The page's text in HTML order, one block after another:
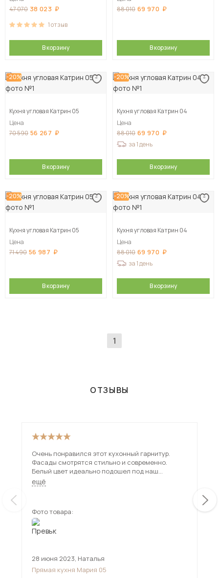
47 070 38 023
1отзыв
В корзину
88 010 69 970
В корзину
-20%
Кухня угловая Катрин 05
Цена
70 590 56 267
В корзину
-20%
Кухня угловая Катрин 04
Цена
88 010 69 970
за 1 день
В корзину
-20%
Кухня угловая Катрин 05
Цена
71 490 56 987
В корзину
-20%
Кухня угловая Катрин 04
Цена
88 010 69 970
за 1 день
В корзину
1
ОТЗЫВЫ
Очень понравился этот кухонный гарнитур.
Фасады смотрятся стильно и современно.
Белый цвет идеально подошел под наш
интерьер. На кухне с ним стало светлее и
просторнее. Шкафчики и тумбы вместительные.
мебель для кухни, все смотрится гармонично.
ещё
Фото товара:
28 июня 2023, Наталья
Прямая кухня Мария 05